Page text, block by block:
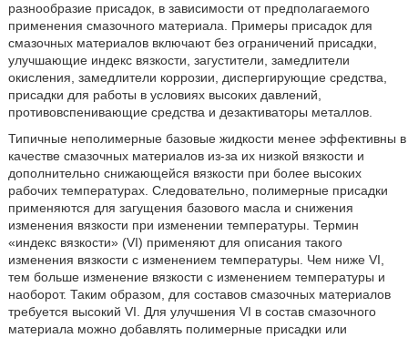
разнообразие присадок, в зависимости от предполагаемого
применения смазочного материала. Примеры присадок для
смазочных материалов включают без ограничений присадки,
улучшающие индекс вязкости, загустители, замедлители
окисления, замедлители коррозии, диспергирующие средства,
присадки для работы в условиях высоких давлений,
противовспенивающие средства и дезактиваторы металлов.
Типичные неполимерные базовые жидкости менее эффективны в
качестве смазочных материалов из-за их низкой вязкости и
дополнительно снижающейся вязкости при более высоких
рабочих температурах. Следовательно, полимерные присадки
применяются для загущения базового масла и снижения
изменения вязкости при изменении температуры. Термин
«индекс вязкости» (VI) применяют для описания такого
изменения вязкости с изменением температуры. Чем ниже VI,
тем больше изменение вязкости с изменением температуры и
наоборот. Таким образом, для составов смазочных материалов
требуется высокий VI. Для улучшения VI в состав смазочного
материала можно добавлять полимерные присадки или